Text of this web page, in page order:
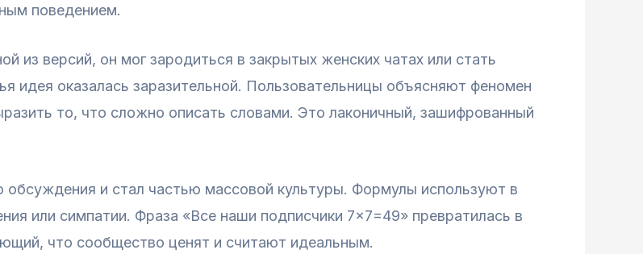
поведением.
из версий, он мог зародиться в закрытых женских чатах или стать
идея оказалась заразительной. Пользовательницы объясняют феномен
то, что сложно описать словами. Это лаконичный, зашифрованный
и стал частью массовой культуры. Формулы используют в
или симпатии. Фраза «Все наши подписчики 7×7=49» превратилась в
что сообщество ценят и считают идеальным.